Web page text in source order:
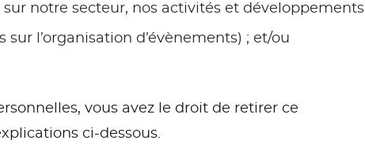
notre secteur, nos activités et
l’organisation d’évènements) ; et/ou
vous avez le droit de retirer ce
ci-dessous.